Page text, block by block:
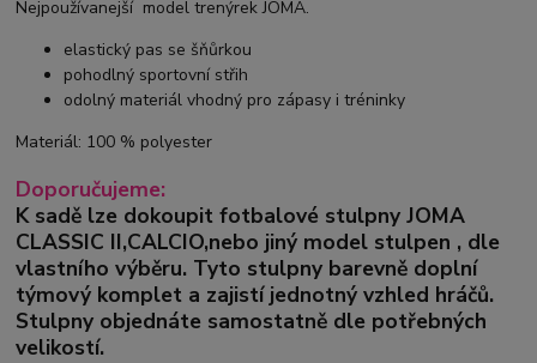
Nejpoužívanejší model trenýrek JOMA.
elastický pas se šňůrkou
pohodlný sportovní střih
odolný materiál vhodný pro zápasy i tréninky
Materiál: 100 % polyester
Doporučujeme:
K sadě lze dokoupit fotbalové stulpnyJOMA
CLASSIC II,CALCIO,nebo jiný model stulpen , dle
vlastního výběru. Tyto stulpny barevně doplní
týmový komplet a zajistí jednotný vzhled hráčů.
Stulpny objednáte samostatně dle potřebných
velikostí.